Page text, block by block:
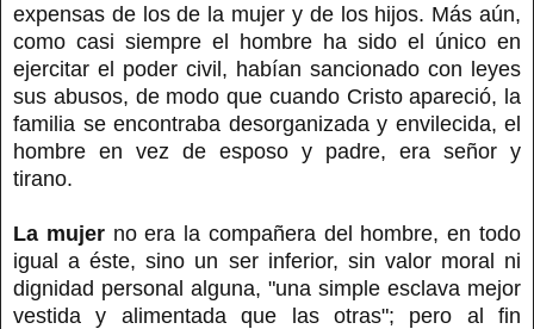
expensas de los de la mujer y de los hijos. Más aún,
como casi siempre el hombre ha sido el único en
ejercitar el poder civil, habían sancionado con leyes
sus abusos, de modo que cuando Cristo apareció, la
familia se encontraba desorganizada y envilecida, el
hombre en vez de esposo y padre, era señor y
tirano.
La mujerno era la compañera del hombre, en todo
igual a éste, sino un ser inferior, sin valor moral ni
dignidad personal alguna, "una simple esclava mejor
vestida y alimentada que las otras"; pero al fin